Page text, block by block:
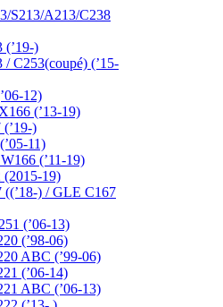
S213/A213/C238
(’19-)
C253(coupé) (’15-
12)
(’13-19)
)
11)
(’11-19)
19)
) / GLE C167
(’06-13)
(’98-06)
ABC (’99-06)
(’06-14)
ABC (’06-13)